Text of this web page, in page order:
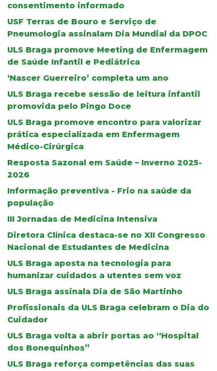
consentimento informado
USF Terras de Bouro e Serviço de
Pneumologia assinalam Dia Mundial da DPOC
ULS Braga promove Meeting de Enfermagem
de Saúde Infantil e Pediátrica
‘Nascer Guerreiro’ completa um ano
ULS Braga recebe sessão de leitura infantil
promovida pelo Pingo Doce
ULS Braga promove encontro para valorizar
prática especializada em Enfermagem
Médico-Cirúrgica
Resposta Sazonal em Saúde – Inverno 2025-
2026
Informação preventiva - Frio na saúde da
população
III Jornadas de Medicina Intensiva
Diretora Clínica destaca-se no XII Congresso
Nacional de Estudantes de Medicina
ULS Braga aposta na tecnologia para
humanizar cuidados a utentes sem voz
ULS Braga assinala Dia de São Martinho
Profissionais da ULS Braga celebram o Dia do
Cuidador
ULS Braga volta a abrir portas ao “Hospital
dos Bonequinhos”
ULS Braga reforça competências das suas